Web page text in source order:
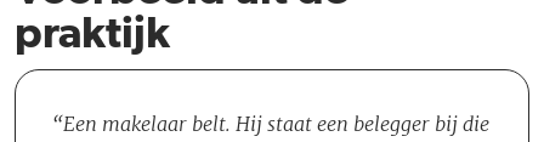
praktijk
Een makelaar belt. Hij staat een belegger bij die